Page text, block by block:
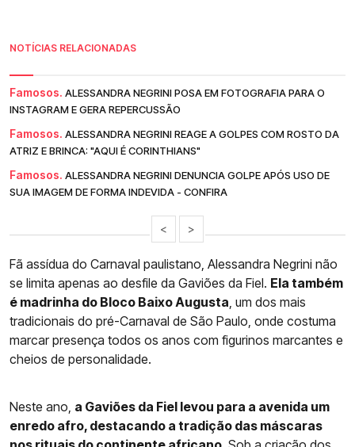
NOTÍCIAS RELACIONADAS
Famosos. ALESSANDRA NEGRINI POSA EM FOTOGRAFIA PARA O
INSTAGRAM E GERA REPERCUSSÃO
Famosos. ALESSANDRA NEGRINI REAGE A GOLPES COM ROSTO DA
ATRIZ E BRINCA: "AQUI É CORINTHIANS"
Famosos. ALESSANDRA NEGRINI DENUNCIA GOLPE APÓS USO DE
SUA IMAGEM DE FORMA INDEVIDA - CONFIRA
< >
Fã assídua do Carnaval paulistano, Alessandra Negrini não
se limita apenas ao desfile da Gaviões da Fiel. Ela também
é madrinha do Bloco Baixo Augusta, um dos mais
tradicionais do pré-Carnaval de São Paulo, onde costuma
marcar presença todos os anos com figurinos marcantes e
cheios de personalidade.
Neste ano, a Gaviões da Fiel levou para a avenida um
enredo afro, destacando a tradição das máscaras